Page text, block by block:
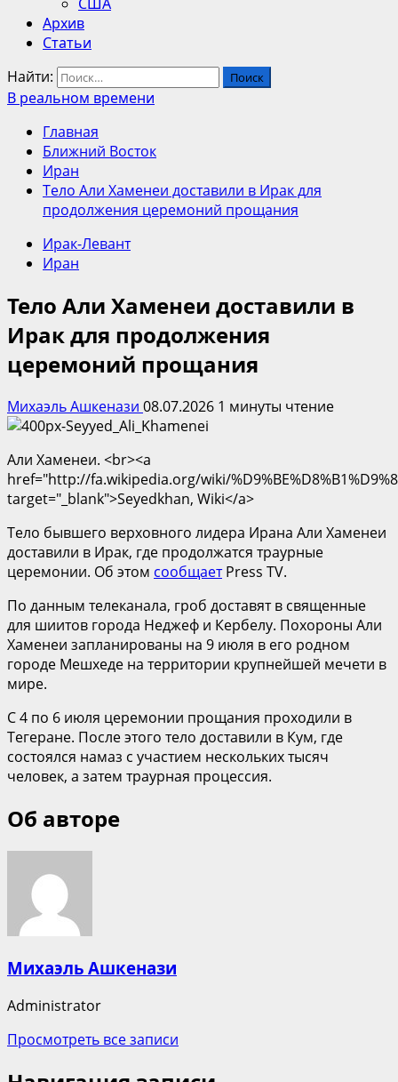
Архив
Статьи
Найти:
В реальном времени
Главная
Ближний Восток
Иран
Тело Али Хаменеи доставили в Ирак для
продолжения церемоний прощания
Ирак-Левант
Иран
Тело Али Хаменеи доставили в
Ирак для продолжения
церемоний прощания
Михаэль Ашкенази 08.07.2026 1 минуты чтение
Али Хаменеи. <br><a
href="http://fa.wikipedia.org/wiki/
target="_blank">Seyedkhan, Wiki</a>
Тело бывшего верховного лидера Ирана Али Хаменеи
доставили в Ирак, где продолжатся траурные
церемонии. Об этом сообщаетPress TV.
По данным телеканала, гроб доставят в священные
для шиитов города Неджеф и Кербелу. Похороны Али
Хаменеи запланированы на 9 июля в его родном
городе Мешхеде на территории крупнейшей мечети в
мире.
С 4 по 6 июля церемонии прощания проходили в
Тегеране. После этого тело доставили в Кум, где
состоялся намаз с участием нескольких тысяч
человек, а затем траурная процессия.
Об авторе
Михаэль Ашкенази
Administrator
Просмотреть все записи